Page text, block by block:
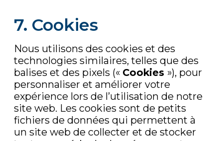
7. Cookies
Nous utilisons des cookies et des
technologies similaires, telles que des
balises et des pixels (« Cookies »), pour
personnaliser et améliorer votre
expérience lors de l’utilisation de notre
site web. Les cookies sont de petits
fichiers de données qui permettent à
un site web de collecter et de stocker